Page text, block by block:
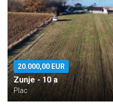
20.000,00 EUR
Zunje - 10 a
Plac